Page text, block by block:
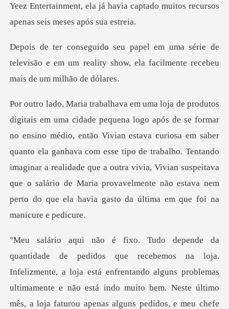
Yeez Entertainment, ela já
ie de
televisão e em um reality show, ela fac
Vivian estava curiosa em saber
quanto ela ganhava com esse tipo de trabalho. Tentando
imaginar a realidade que a outra vivia, Vivian s
problemas
ultimamente e não está indo muito bem. Neste último
mês, a loja faturou apenas alguns pedidos, e meu chefe